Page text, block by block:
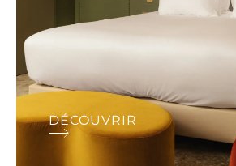
DÉCOUVRIR